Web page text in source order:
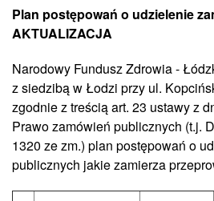
Plan postępowań o udzielenie
AKTUALIZACJA
Narodowy Fundusz Zdrowia -
z siedzibą w Łodzi przy ul.
zgodnie z treścią art. 23 ustawy z
Prawo zamówień publicznych (t.j.
1320 ze zm.) plan postępowań o
publicznych jakie zamierza